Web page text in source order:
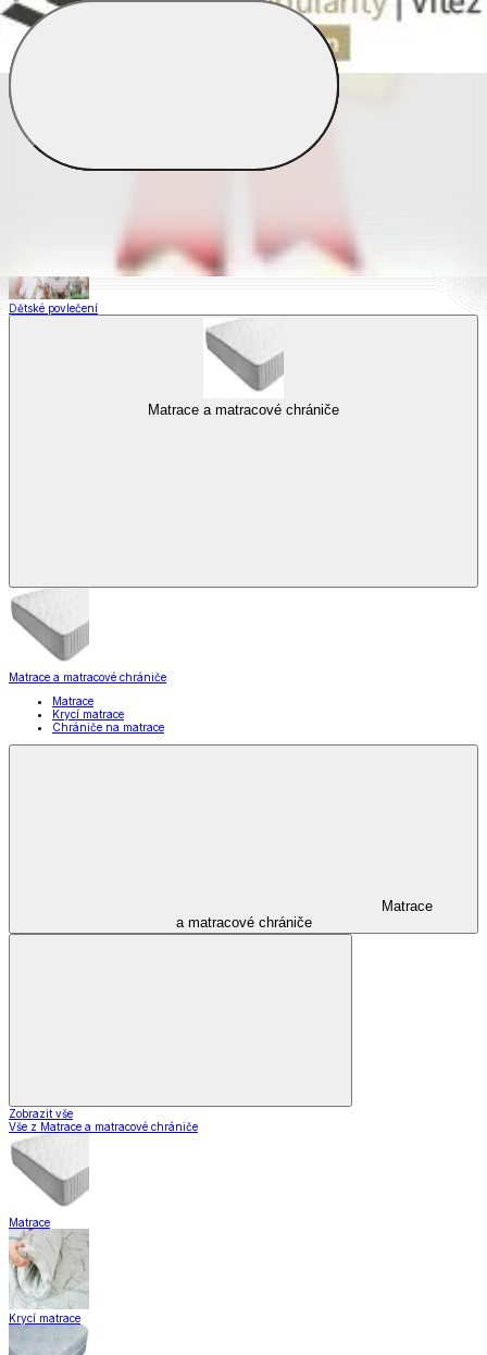
Saténové povlečení
Povlečení s fototiskem
Dětské povlečení
Matrace a matracové chrániče
Matrace a matracové chrániče
Matrace
Krycí matrace
Chrániče na matrace
Matrace
a matracové chrániče
Zobrazit vše
Vše z Matrace a matracové chrániče
Matrace
Krycí matrace